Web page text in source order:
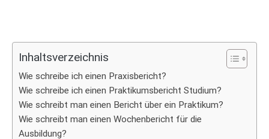
Inhaltsverzeichnis
Wie schreibe ich einen Praxisbericht?
Wie schreibe ich einen Praktikumsbericht Studium?
Wie schreibt man einen Bericht über ein Praktikum?
Wie schreibt man einen Wochenbericht für die
Ausbildung?